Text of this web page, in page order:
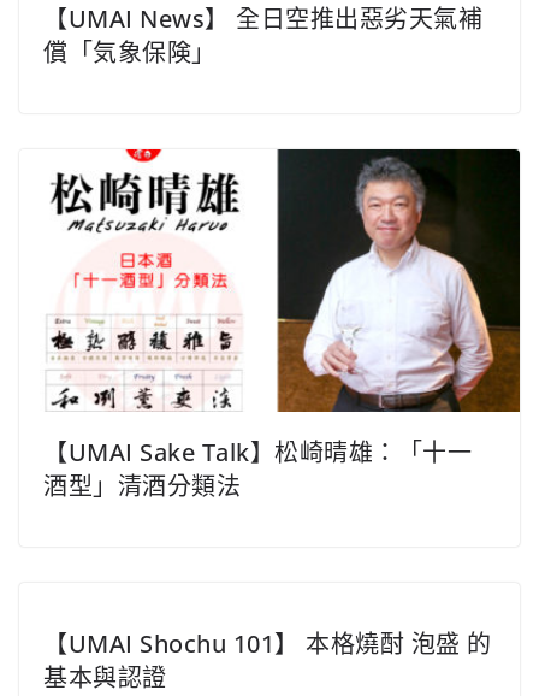
【UMAI News】 全日空推出惡劣天氣補
償「気象保険」
【UMAI Sake Talk】松崎晴雄：「十一
酒型」清酒分類法
【UMAI Shochu 101】 本格燒酎 泡盛 的
基本與認證